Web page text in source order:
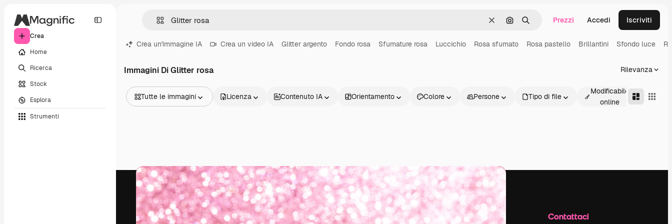
Crea
Home
Ricerca
Stock
Esplora
Strumenti
CancellaCerca per immagine
Ricerca Prezzi Accedi Iscriviti
Crea un'immagine IA Crea un video IA Glitter argento Fondo rosa Sfumature rosa Luccichio Rosa sfumato Rosa pastello Brillantini Sfondo luce
Immagini Di Glitter rosa Rilevanza
Tutte le immagini
Video
Clip video
Motion graphic
Modelli di video
Icone
Modelli 3D
Font
Licenza Contenuto IA Orientamento Colore Persone Tipo di file
Modificabile
online
Prodotti Inizia Azienda Contattaci